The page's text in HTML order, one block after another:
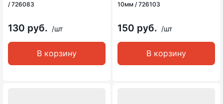
/ 726083
130 руб. /шт
В корзину
10мм / 726103
150 руб. /шт
В корзину